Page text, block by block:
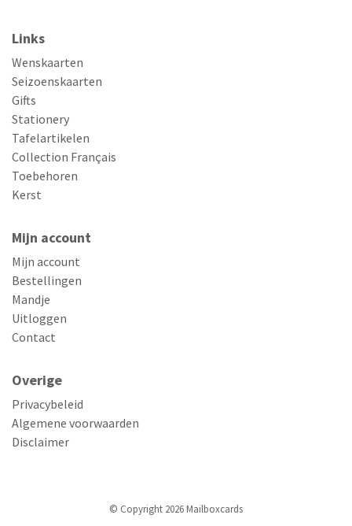
Links
Wenskaarten
Seizoenskaarten
Gifts
Stationery
Tafelartikelen
Collection Français
Toebehoren
Kerst
Mijn account
Mijn account
Bestellingen
Mandje
Uitloggen
Contact
Overige
Privacybeleid
Algemene voorwaarden
Disclaimer
© Copyright 2026 Mailboxcards